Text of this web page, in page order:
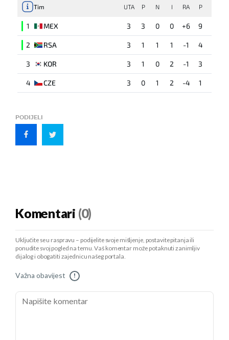
Tim UTA P N I RA P
1 MEX 3 3 0 0 +6 9
2 RSA 3 1 1 1 -1 4
3 KOR 3 1 0 2 -1 3
4 CZE 3 0 1 2 -4 1
PODIJELI
Komentari (0)
Uključite se u raspravu – podijelite svoje mišljenje, postavite pitanja ili
ponudite svoj pogled na temu. Vaš komentar može potaknuti zanimljiv
dijalog i obogatiti zajednicu našeg portala.
Važna obavijest !